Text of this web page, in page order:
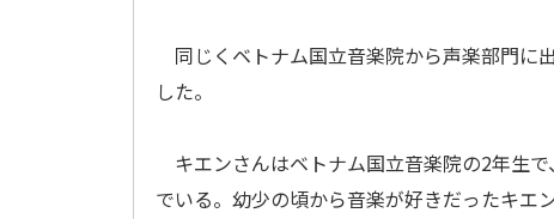
同じくベトナム国立音楽院から声楽部門に
した。
キエンさんはベトナム国立音楽院の2年生
でいる。幼少の頃から音楽が好きだったキエ